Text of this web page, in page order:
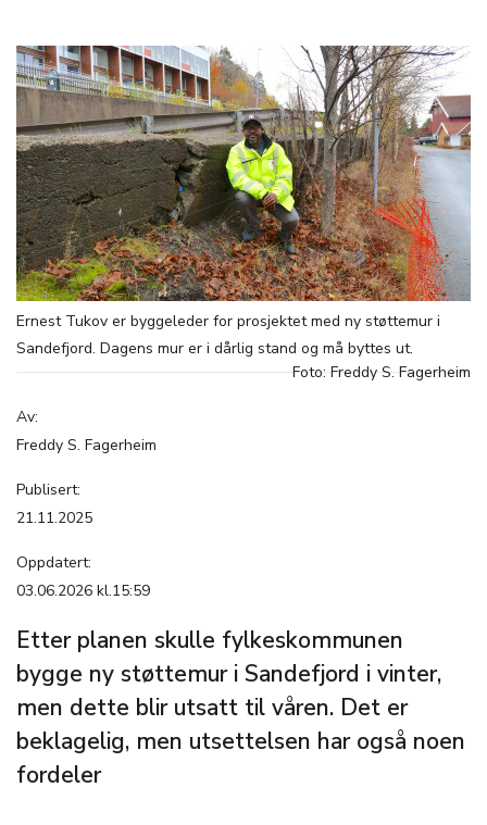
Ernest Tukov er byggeleder for prosjektet med ny støttemur i
Sandefjord. Dagens mur er i dårlig stand og må byttes ut.
Foto: Freddy S. Fagerheim
Av:
Freddy S. Fagerheim
Publisert:
21.11.2025
Oppdatert:
03.06.2026 kl.15:59
Etter planen skulle fylkeskommunen
bygge ny støttemur i Sandefjord i vinter,
men dette blir utsatt til våren. Det er
beklagelig, men utsettelsen har også noen
fordeler